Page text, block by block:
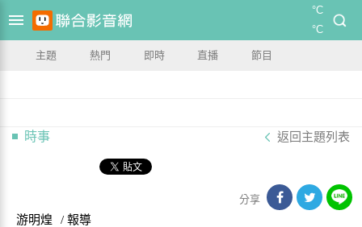
°C
°C
主題 熱門 即時 直播 節目
時事 返回主題列表
分享
游明煌 / 報導